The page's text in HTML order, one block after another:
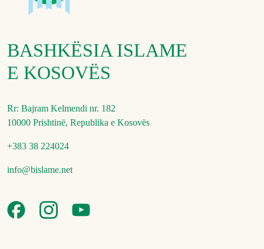
BASHKËSIA ISLAME
E KOSOVËS
Rr: Bajram Kelmendi nr. 182
10000 Prishtinë, Republika e Kosovës
+383 38 224024
info@bislame.net